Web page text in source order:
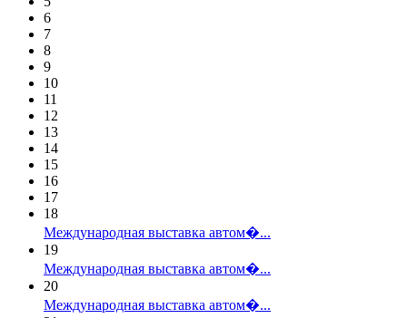
6
7
8
9
10
11
12
13
14
15
16
17
18
Международная выставка автом�...
19
Международная выставка автом�...
20
Международная выставка автом�...